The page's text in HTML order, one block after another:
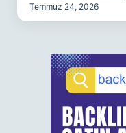
Temmuz 24, 2026